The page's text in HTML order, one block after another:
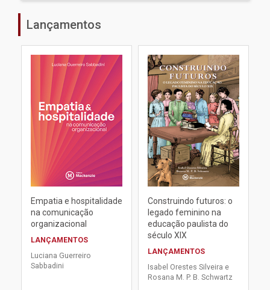
Lançamentos
Empatia e hospitalidade
na comunicação
organizacional
LANÇAMENTOS
Luciana Guerreiro
Sabbadini
Construindo futuros: o
legado feminino na
educação paulista do
século XIX
LANÇAMENTOS
Isabel Orestes Silveira e
Rosana M. P. B. Schwartz